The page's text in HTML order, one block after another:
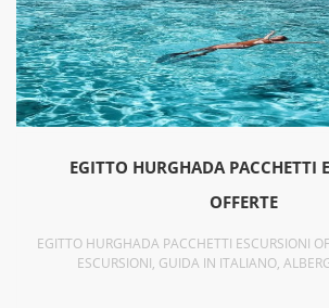
EGITTO HURGHADA PACCHETTI
OFFERTE
EGITTO HURGHADA PACCHETTI ESCURSIONI
ESCURSIONI, GUIDA IN ITALIANO,